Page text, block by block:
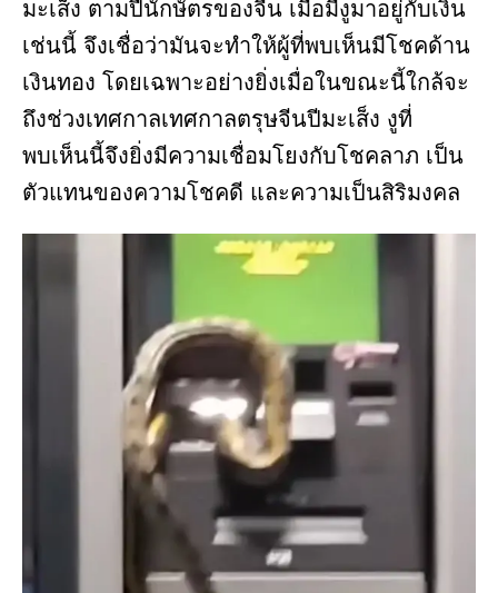
มะเส็ง ตามปีนักษัตรของจีน เมื่อมีงูมาอยู่กับเงิน
เช่นนี้ จึงเชื่อว่ามันจะทำให้ผู้ที่พบเห็นมีโชคด้าน
เงินทอง โดยเฉพาะอย่างยิ่งเมื่อในขณะนี้ใกล้จะ
ถึงช่วงเทศกาลเทศกาลตรุษจีนปีมะเส็ง งูที่
พบเห็นนี้จึงยิ่งมีความเชื่อมโยงกับโชคลาภ เป็น
ตัวแทนของความโชคดี และความเป็นสิริมงคล